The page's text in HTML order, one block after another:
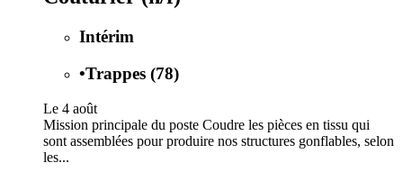
Intérim
•Trappes (78)
Le 4 août
Mission principale du poste Coudre les pièces en tissu qui
sont assemblées pour produire nos structures gonflables, selon
les...